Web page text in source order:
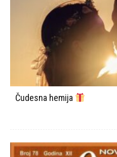
Čudesna hemija